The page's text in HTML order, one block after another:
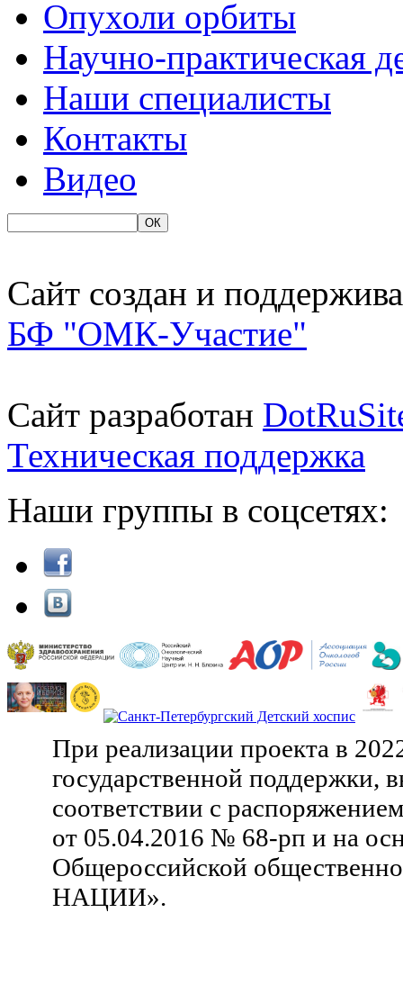
Опухоли орбиты
Научно-практическая
Наши специалисты
Контакты
Видео
Сайт создан и
БФ "ОМК-Участие"
Сайт разработан
Техническая поддержка
Наши группы в соцсетях:
При реализации проекта в
государственной поддержки,
соответствии с
от 05.04.2016 № 68-рп и на
Общероссийской
НАЦИИ».